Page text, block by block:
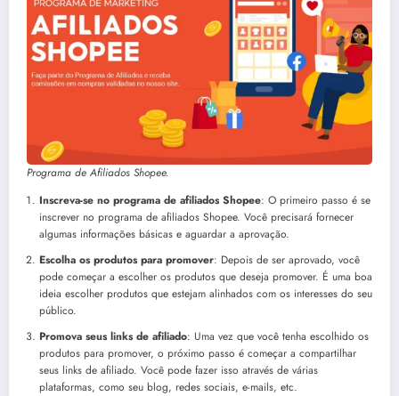
Programa de Afiliados Shopee.
Inscreva-se no programa de afiliados Shopee: O primeiro passo é se
inscrever no programa de afiliados Shopee. Você precisará fornecer
algumas informações básicas e aguardar a aprovação.
Escolha os produtos para promover: Depois de ser aprovado, você
pode começar a escolher os produtos que deseja promover. É uma boa
ideia escolher produtos que estejam alinhados com os interesses do seu
público.
Promova seus links de afiliado: Uma vez que você tenha escolhido os
produtos para promover, o próximo passo é começar a compartilhar
seus links de afiliado. Você pode fazer isso através de várias
plataformas, como seu blog, redes sociais, e-mails, etc.